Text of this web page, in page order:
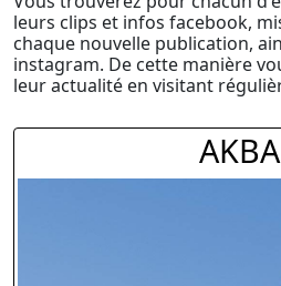
leurs clips et infos facebook,
chaque nouvelle publication,
instagram. De cette manière
leur actualité en visitant